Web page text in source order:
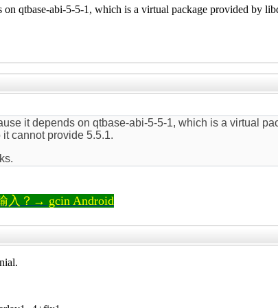
qtbase-abi-5-5-1, which is a virtual package provided by
it depends on qtbase-abi-5-5-1, which is a virtual
it cannot provide 5.5.1.
入？→ gcin Android